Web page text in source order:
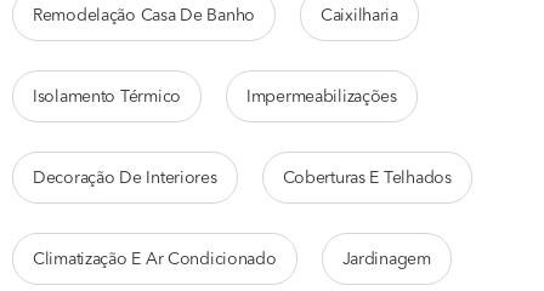
Remodelação Casa De Banho Caixilharia
Isolamento Térmico Impermeabilizações
Decoração De Interiores Coberturas E Telhados
Climatização E Ar Condicionado Jardinagem